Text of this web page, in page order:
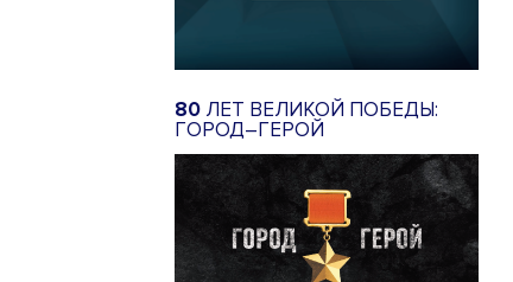
80 ЛЕТ ВЕЛИКОЙ ПОБЕДЫ:
ГОРОД–ГЕРОЙ